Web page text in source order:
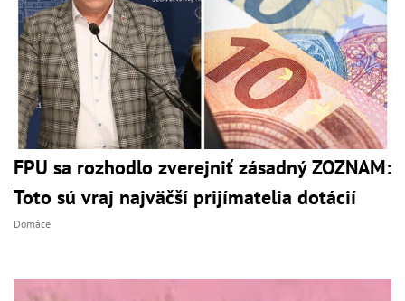
FPU sa rozhodlo zverejniť zásadný ZOZNAM:
Toto sú vraj najväčší prijímatelia dotácií
Domáce